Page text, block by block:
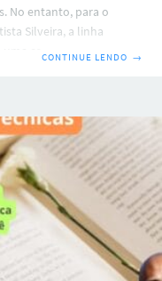
No entanto, para o
Silveira, a linha
uma corda bamba
Adoção de um
a crise se
CONTINUE LENDO →